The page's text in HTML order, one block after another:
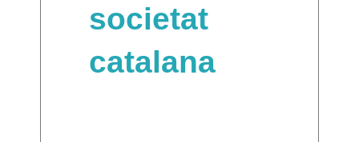
societat
catalana